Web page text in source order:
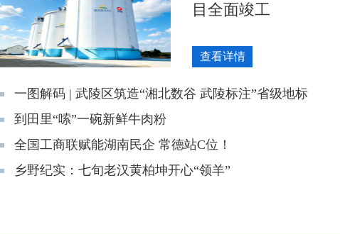
目全面竣工
查看详情
一图解码 | 武陵区筑造“湘北数谷 武陵标注”省级地标
到田里“嗦”一碗新鲜牛肉粉
全国工商联赋能湖南民企 常德站C位！
乡野纪实：七旬老汉黄柏坤开心“领羊”